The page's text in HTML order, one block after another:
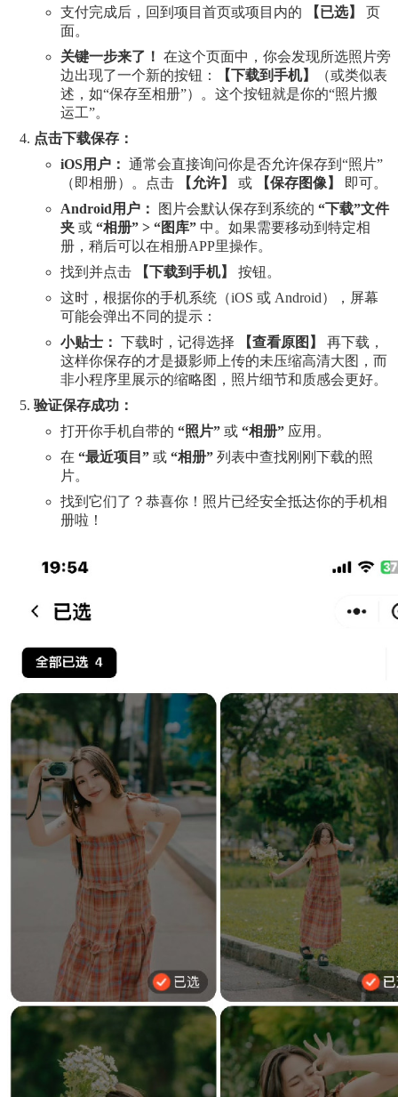
支付完成后，回到项目首页或项目内的 【已选】
页
面。
关键一步来了！ 在这个页面中，你会发现所选照片旁
边出现了一个新的按钮：
【下载到手机】
（或类似表
述，如“保存至相册”）。这个按钮就是你的“照片搬
运工”。
点击下载保存：
iOS用户： 通常会直接询问你是否允许保存到“照片”
（即相册）。点击
【允许】 或 【保存图像】
即可。
Android用户：
图片会默认保存到系统的 “下载”文件
夹 或 “相册” > “图库” 中。如果需要移动到特定相
册，稍后可以在相册APP里操作。
找到并点击
【下载到手机】
按钮。
这时，根据你的手机系统（iOS 或 Android），屏幕
可能会弹出不同的提示：
小贴士： 下载时，记得选择 【查看原图】
再下载，
这样你保存的才是摄影师上传的未压缩高清大图，而
非小程序里展示的缩略图，照片细节和质感会更好。
验证保存成功：
打开你手机自带的 “照片” 或 “相册” 应用。
在 “最近项目” 或 “相册” 列表中查找刚刚下载的照
片。
找到它们了？恭喜你！照片已经安全抵达你的手机相
册啦！